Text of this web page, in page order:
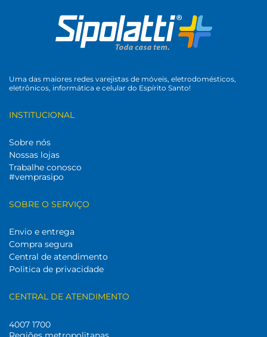
Uma das maiores redes varejistas de móveis, eletrodomésticos,
eletrônicos, informática e celular do Espírito Santo!
INSTITUCIONAL
Sobre nós
Nossas lojas
Trabalhe conosco
#vemprasipo
SOBRE O SERVIÇO
Envio e entrega
Compra segura
Central de atendimento
Politica de privacidade
CENTRAL DE ATENDIMENTO
4007 1700